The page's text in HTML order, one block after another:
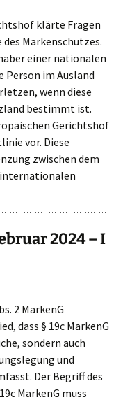
klärte Fragen
Markenschutzes.
einer nationalen
Person im Ausland
wenn diese
bestimmt ist.
Gerichtshof
vor. Diese
zwischen dem
2024 – I
2 MarkenG
dass § 19c MarkenG
sondern auch
und
Der Begriff des
MarkenG muss